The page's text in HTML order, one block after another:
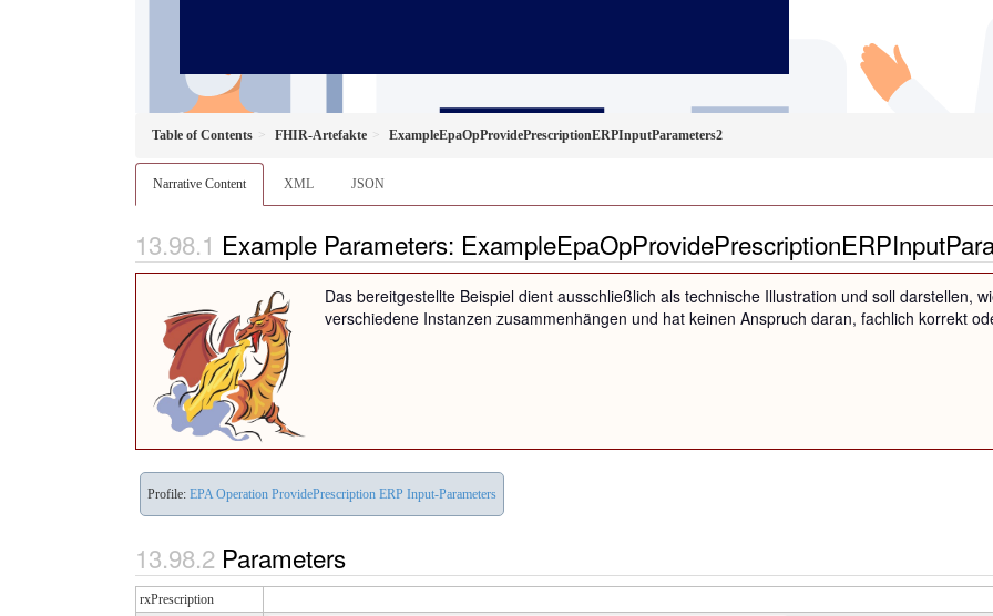
Table of Contents FHIR-Artefakte ExampleEpaOpProvidePrescriptionERPInputParameters2
Narrative Content XML JSON
Example Parameters:
Das bereitgestellte Beispiel dient ausschließlich als technische Illustration und soll darstellen,
verschiedene Instanzen zusammenhängen und hat keinen Anspruch daran, fachlich korrekt
Profile: EPA Operation ProvidePrescription ERP Input-Parameters
Parameters
rxPrescription